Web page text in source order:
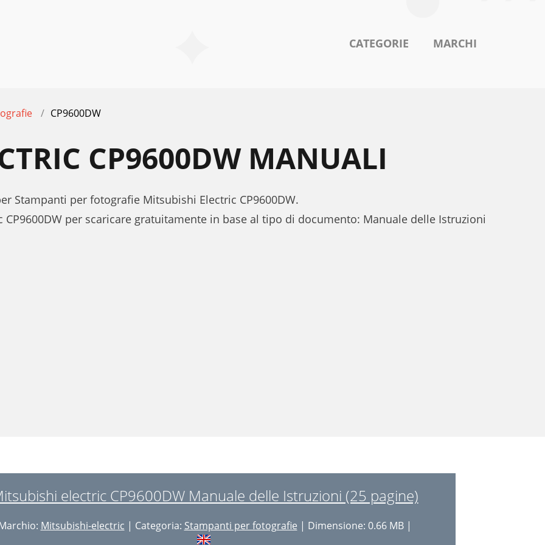
CATEGORIE MARCHI
CP9600DW
CP9600DW MANUALI
Stampanti per fotografie Mitsubishi Electric CP9600DW.
per scaricare gratuitamente in base al tipo di documento: Manuale delle Istruzioni
electric CP9600DW Manuale delle Istruzioni (25 pagine)
Mitsubishi-electric | Categoria: Stampanti per fotografie | Dimensione: 0.66 MB |